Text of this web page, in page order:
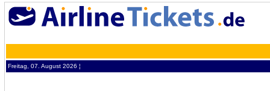
Freitag, 07. August 2026 ¦